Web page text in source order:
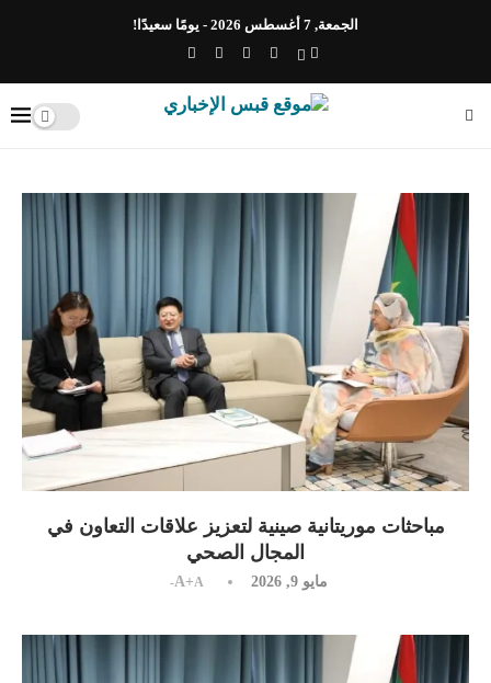
الجمعة, 7 أغسطس 2026 - يومًا سعيدًا!
مباحثات موريتانية صينية لتعزيز علاقات التعاون في
المجال الصحي
مايو 9, 2026 A+A-